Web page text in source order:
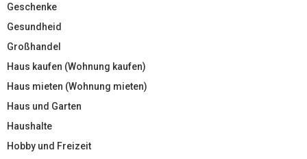
Geschenke
Gesundheid
Großhandel
Haus kaufen (Wohnung kaufen)
Haus mieten (Wohnung mieten)
Haus und Garten
Haushalte
Hobby und Freizeit